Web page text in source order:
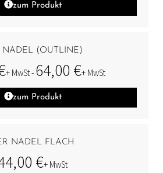
zum Produkt
NADEL (OUTLINE)
+ MwSt - 64,00 €+ MwSt
zum Produkt
NADEL FLACH
€+ MwSt